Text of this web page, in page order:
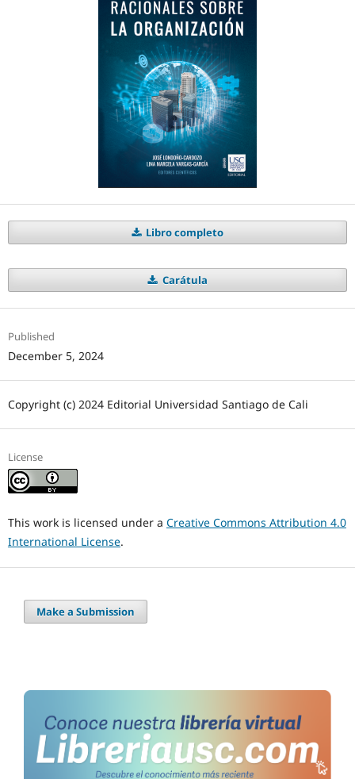
Libro completo
Carátula
Published
December 5, 2024
Copyright (c) 2024 Editorial Universidad Santiago de Cali
License
This work is licensed under a Creative Commons Attribution 4.0
International License.
Make a Submission